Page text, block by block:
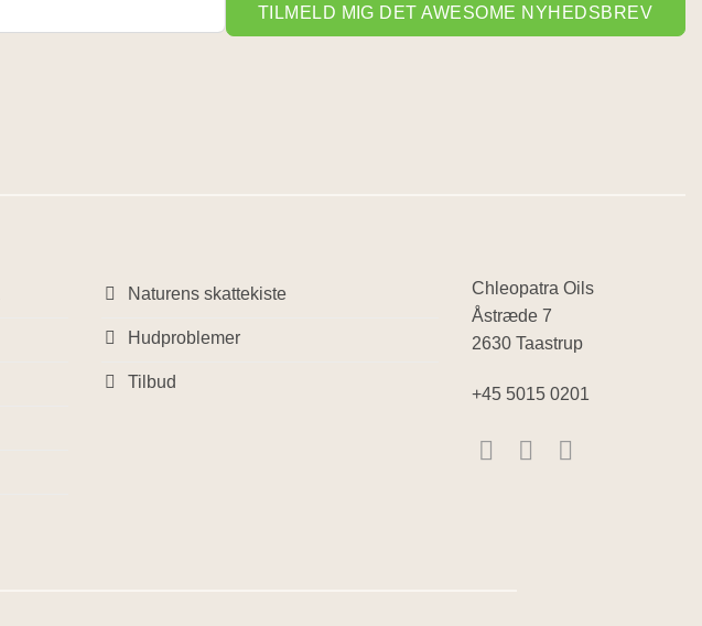
TILMELD MIG DET AWESOME NYHEDSBREV
Naturens skattekiste
Hudproblemer
Tilbud
Chleopatra Oils
Åstræde 7
2630 Taastrup
+45 5015 0201